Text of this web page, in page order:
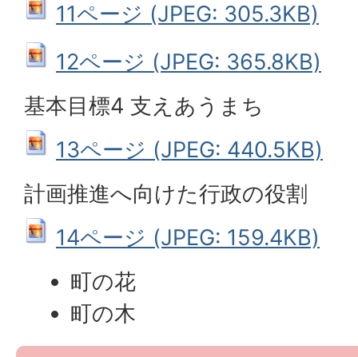
11ページ (JPEG: 305.3KB)
12ページ (JPEG: 365.8KB)
基本目標4 支えあうまち
13ページ (JPEG: 440.5KB)
計画推進へ向けた行政の役割
14ページ (JPEG: 159.4KB)
町の花
町の木